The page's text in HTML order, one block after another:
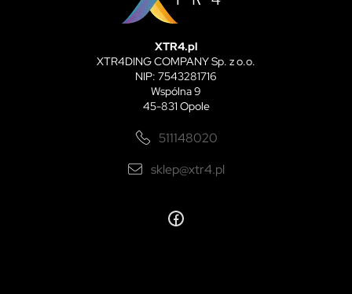
XTR4.pl
XTR4DING COMPANY Sp. z o.o.
NIP: 7543281716
Wspólna 9
45-831 Opole
511148020
sklep@xtr4.pl